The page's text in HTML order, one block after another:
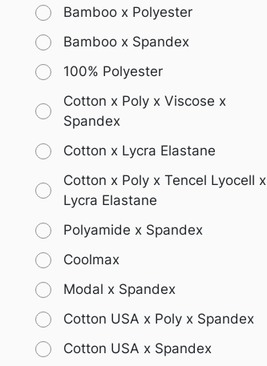
Bamboo x Polyester
Bamboo x Spandex
100% Polyester
Cotton x Poly x Viscose x
Spandex
Cotton x Lycra Elastane
Cotton x Poly x Tencel Lyocell x
Lycra Elastane
Polyamide x Spandex
Coolmax
Modal x Spandex
Cotton USA x Poly x Spandex
Cotton USA x Spandex